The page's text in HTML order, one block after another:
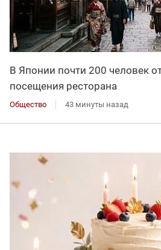
В Японии почти 200 человек
посещения ресторана
Общество 43 минуты назад